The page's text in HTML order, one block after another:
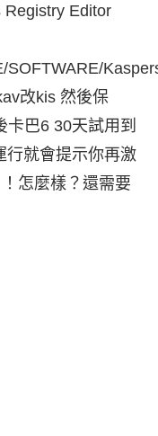
Registry Editor
改kis 然後保
巴6 30天試用到
行就會提示你再激
怎麼樣？還需要